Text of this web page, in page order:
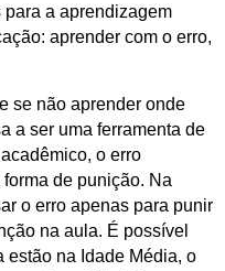
para a aprendizagem
aprender com o erro,
se não aprender onde
a ser uma ferramenta de
o erro
de punição. Na
o erro apenas para punir
na aula. É possível
estão na Idade Média, o